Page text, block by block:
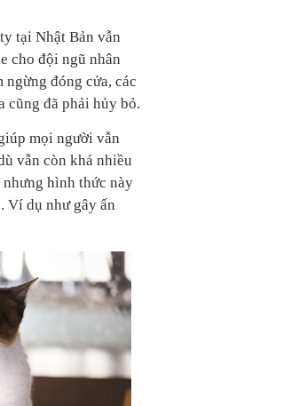
tại Nhật Bản vẫn
cho đội ngũ nhân
đóng cửa, các
cũng đã phải hủy bỏ.
mọi người vẫn
vẫn còn khá nhiều
hình thức này
Ví dụ như gây ấn